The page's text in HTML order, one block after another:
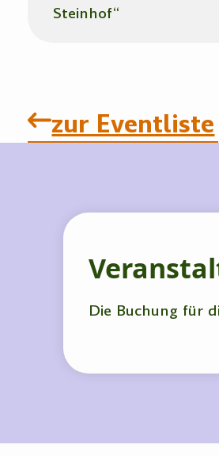
Steinhof“
zur Eventliste
Die Buchung für